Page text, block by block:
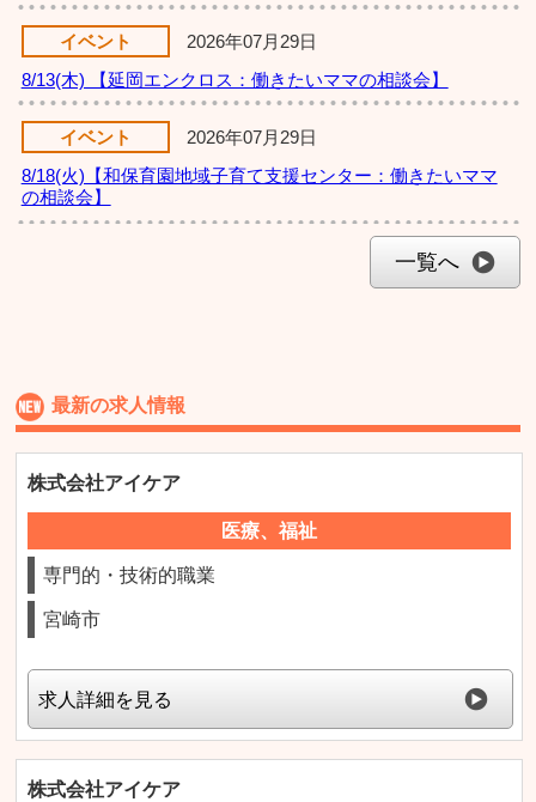
イベント
2026年07月29日
8/13(木) 【延岡エンクロス：働きたいママの相談会】
イベント
2026年07月29日
8/18(火)【和保育園地域子育て支援センター：働きたいママ
の相談会】
一覧へ
最新の求人情報
株式会社アイケア
医療、福祉
専門的・技術的職業
宮崎市
求人詳細を見る
株式会社アイケア